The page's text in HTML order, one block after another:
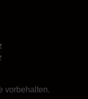
vorbehalten.